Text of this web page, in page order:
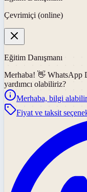
Çevrimiçi (online)
Eğitim Danışmanı
Merhaba! 👋 WhatsApp
yardımcı olabiliriz?
Merhaba, bilgi
Fiyat ve taksit